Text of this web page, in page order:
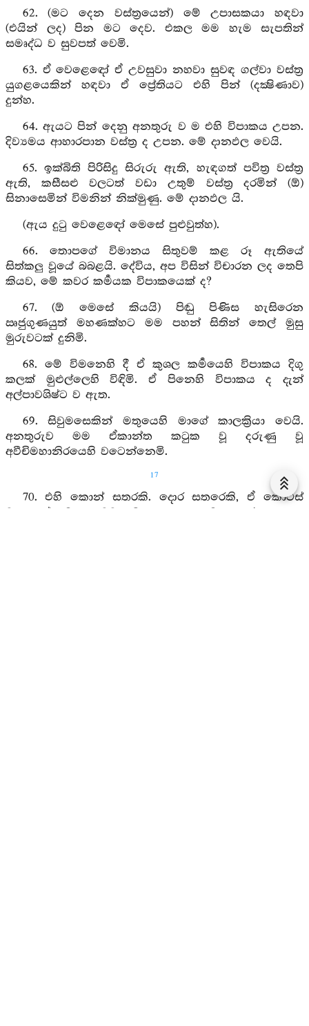
62. (මට දෙන වස්ත්‍රයෙන්) මේ උපාසකයා හඳවා
(එයින් ලද) පින මට දෙව. එකල මම හැම සැපතින්
සමෘද්ධ ව සුවපත් වෙමි.
63. ඒ වෙළෙඳෝ ඒ උවසුවා නහවා සුවඳ ගල්වා වස්ත්‍ර
යුගළයෙකින් හඳවා ඒ ප්‍රේතියට එහි පින් (දක්‍ෂිණාව)
දුන්හ.
64. ඇයට පින් දෙනු අනතුරු ව ම එහි විපාකය උපන.
දිව්‍යමය ආහාරපාන වස්ත්‍ර ද උපන. මේ දානඵල වෙයි.
65. ඉක්බිති පිරිසිදු සිරුරු ඇති, හැඳගත් පවිත්‍ර වස්ත්‍ර
ඇති, කසීසළු වලටත් වඩා උතුම් වස්ත්‍ර දරමින් (ඕ)
සිනාසෙමින් විමනින් නික්මුණු. මේ දානඵල යි.
(ඇය දුටු වෙළෙඳෝ මෙසේ පුළුවුත්හ).
66. තොපගේ විමානය සිතුවම් කළ රූ ඇතියේ
සිත්කලු වූයේ බබළයි. දේවිය, අප විසින් විචාරන ලද තෙපි
කියව, මේ කවර කර්‍මයක විපාකයෙක් ද?
67. (ඕ මෙසේ කියයි) පිඬු පිණිස හැසිරෙන
ඍජුගුණයුත් මහණක්හට මම පහන් සිතින් තෙල් මුසු
මුරුවටක් දුනිමි.
68. මේ විමනෙහි දී ඒ කුශල කර්‍මයෙහි විපාකය දිගු
කලක් මුළුල්ලෙහි විඳිමි. ඒ පිනෙහි විපාකය ද දැන්
අල්පාවශිෂ්ට ව ඇත.
69. සිවුමසෙකින් මතුයෙහි මාගේ කාලක්‍රියා වෙයි.
අනතුරුව මම ඒකාන්ත කටුක වූ දරුණු වූ
අවීචිමහානිරයෙහි වටෙන්නෙමි.
17
70. එහි කොන් සතරකි. දොර සතරෙකි, ඒ කොටස්
වශයෙන් මොනොවට බෙදන ලද ය. පමණ කරන ලද ය.